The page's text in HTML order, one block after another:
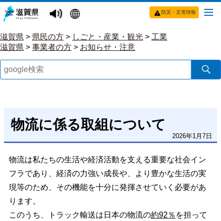
防災・災害情報
滋賀県 > 県民の方 > しごと・産業・観光 > 工業
滋賀県 > 事業者の方 > お知らせ・注意
物流に係る取組について
2026年1月7日
物流は私たちの生活や経済活動を支える重要な社会イン
フラであり、経済の力強い成長や、より豊かな生活の実
現等のため、その機能を十分に発揮させていく必要があ
ります。
このうち、トラック輸送は日本の物流の約92％ を担って